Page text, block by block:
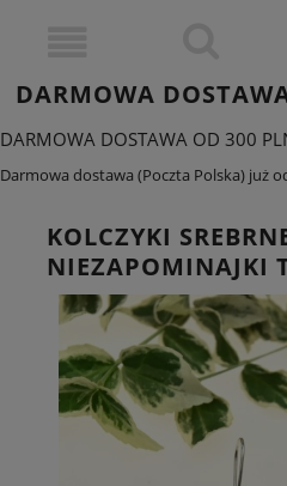
DARMOWA
DARMOWA DOSTAWA OD 300
Darmowa dostawa (Poczta Polska) już
KOLCZYKI
NIEZAPOMINAJKI